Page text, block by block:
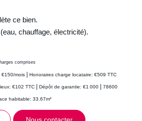
ce bien.
chauffage, électricité).
comprises
€150/mois | Honoraires charge locataire: €509 TTC
€102 TTC | Dépôt de garantie: €1 000 | 78600
habitable: 33.67m²
Nous contacter